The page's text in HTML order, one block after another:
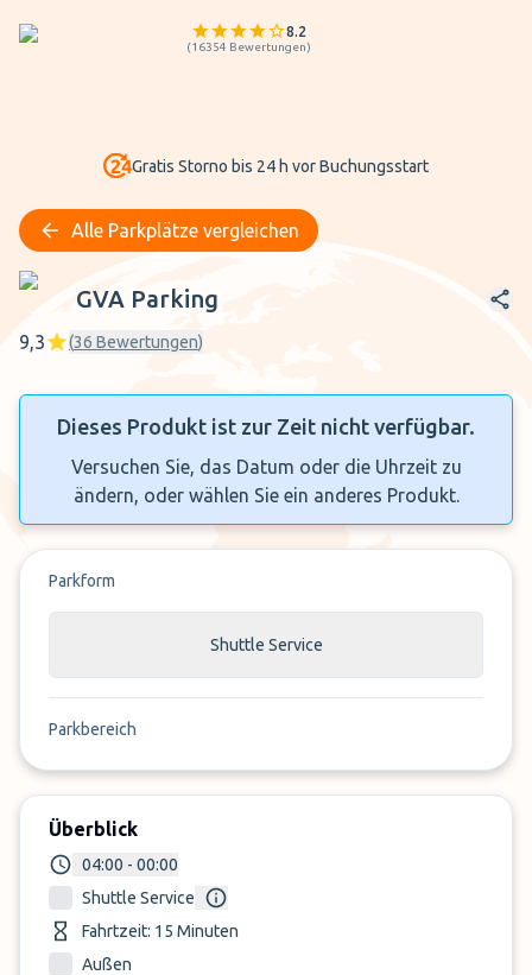
8.2
(16354 Bewertungen)
Gratis Storno bis 24 h vor Buchungsstart
Alle Parkplätze vergleichen
GVA Parking
GVA Parking
9,3 (36 Bewertungen)
Dieses Produkt ist zur Zeit nicht verfügbar.
Versuchen Sie, das Datum oder die Uhrzeit zu
ändern, oder wählen Sie ein anderes Produkt.
Parkform
Shuttle Service
Parkbereich
Überblick
04:00 - 00:00
Shuttle Service
Fahrtzeit: 15 Minuten
Außen